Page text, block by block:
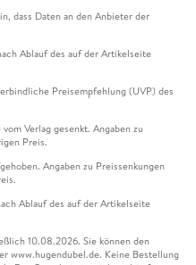
dass Daten an den Anbieter der
Ablauf des auf der Artikelseite
Preisempfehlung (UVP) des
Verlag gesenkt. Angaben zu
Preis.
Angaben zu Preissenkungen
Ablauf des auf der Artikelseite
10.08.2026. Sie können den
www.hugendubel.de. Keine Bestellung